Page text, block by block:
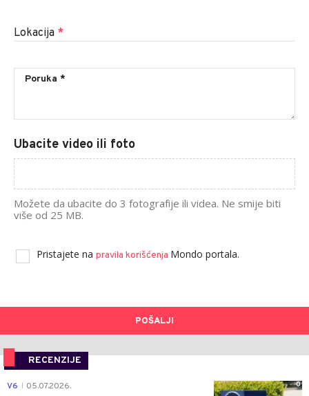
Lokacija *
Ubacite video ili foto
Možete da ubacite do 3 fotografije ili videa. Ne smije biti
više od 25 MB.
Pristajete na pravila korišćenja Mondo portala.
POŠALJI
RECENZIJE
0
V6 05.07.2026.